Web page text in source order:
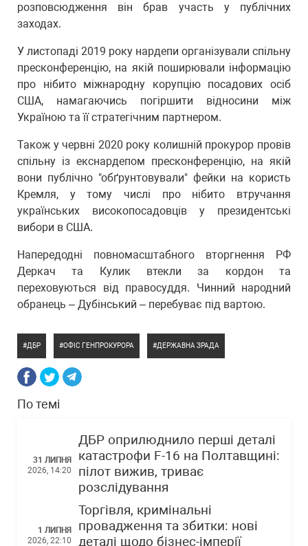
розповсюдження він брав участь у публічних
заходах.
У листопаді 2019 року нардепи організували спільну
пресконференцію, на якій поширювали інформацію
про нібито міжнародну корупцію посадових осіб
США, намагаючись погіршити відносини між
Україною та її стратегічним партнером.
Також у червні 2020 року колишній прокурор провів
спільну із екснардепом пресконференцію, на якій
вони публічно "обґрунтовували" фейки на користь
Кремля, у тому числі про нібито втручання
українських високопосадовців у президентські
вибори в США.
Напередодні повномасштабного вторгнення РФ
Деркач та Кулик втекли за кордон та
переховуються від правосуддя. Чинний народний
обранець – Дубінський – перебуває під вартою.
ДБР ОФІС ГЕНПРОКУРОРА ДЕРЖАВНА ЗРАДА
По темі
31 ЛИПНЯ
2026, 14:20
ДБР оприлюднило перші деталі
катастрофи F-16 на Полтавщині:
пілот вижив, триває
розслідування
1 ЛИПНЯ
2026, 22:10
Торгівля, кримінальні
провадження та збитки: нові
деталі щодо бізнес-імперії